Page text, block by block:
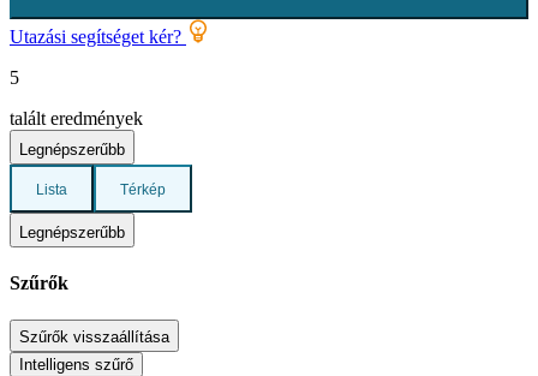
Utazási segítséget kér?
5
talált eredmények
Legnépszerűbb
Lista Térkép
Legnépszerűbb
Szűrők
Szűrők visszaállítása
Intelligens szűrő